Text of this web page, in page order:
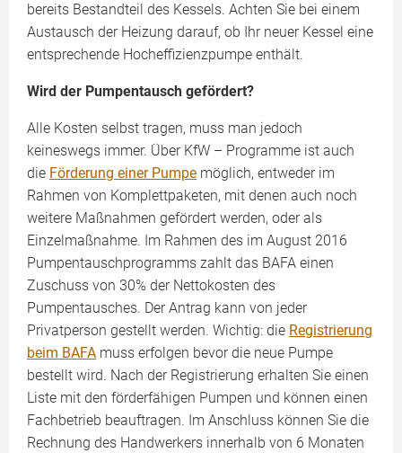
bereits Bestandteil des Kessels. Achten Sie bei einem
Austausch der Heizung darauf, ob Ihr neuer Kessel eine
entsprechende Hocheffizienzpumpe enthält.
Wird der Pumpentausch gefördert?
Alle Kosten selbst tragen, muss man jedoch
keineswegs immer. Über KfW – Programme ist auch
die Förderung einer Pumpe möglich, entweder im
Rahmen von Komplettpaketen, mit denen auch noch
weitere Maßnahmen gefördert werden, oder als
Einzelmaßnahme. Im Rahmen des im August 2016
Pumpentauschprogramms zahlt das BAFA einen
Zuschuss von 30% der Nettokosten des
Pumpentausches. Der Antrag kann von jeder
Privatperson gestellt werden. Wichtig: die Registrierung
beim BAFA muss erfolgen bevor die neue Pumpe
bestellt wird. Nach der Registrierung erhalten Sie einen
Liste mit den förderfähigen Pumpen und können einen
Fachbetrieb beauftragen. Im Anschluss können Sie die
Rechnung des Handwerkers innerhalb von 6 Monaten